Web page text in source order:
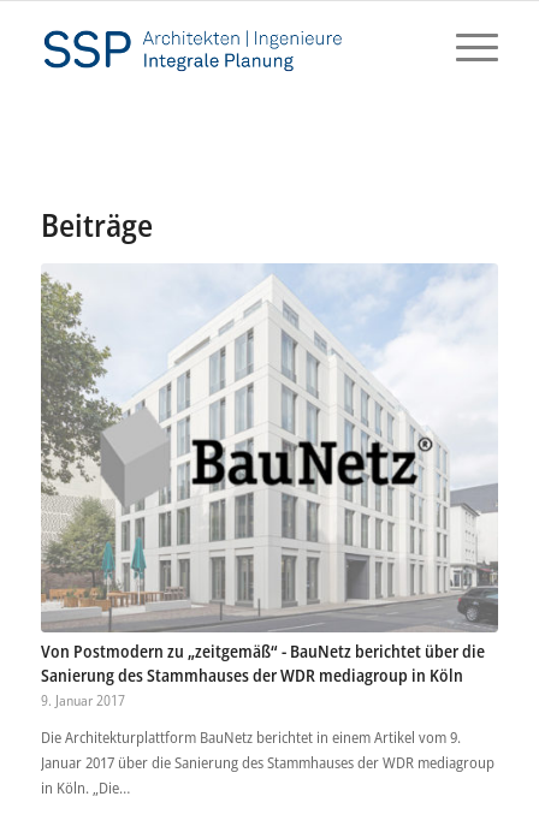
Beiträge
Von Postmodern zu „zeitgemäß“ - BauNetz berichtet über die
Sanierung des Stammhauses der WDR mediagroup in Köln
9. Januar 2017
Die Architekturplattform BauNetz berichtet in einem Artikel vom 9.
Januar 2017 über die Sanierung des Stammhauses der WDR mediagroup
in Köln. „Die…